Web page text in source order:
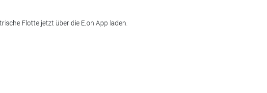
Flotte jetzt über die E.on App laden.